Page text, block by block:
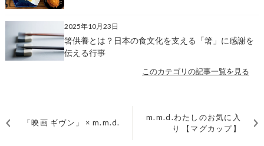
2025年10月23日
箸供養とは？日本の食文化を支える「箸」に感謝を
伝える行事
このカテゴリの記事一覧を見る
「映画 ギヴン」 × m.m.d.
m.m.d.わたしのお気に入
り 【マグカップ】